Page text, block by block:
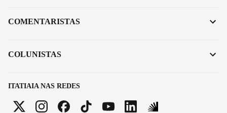
ITATIAIA NAS REDES
COMENTARISTAS
COLUNISTAS